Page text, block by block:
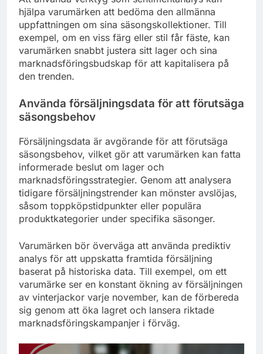
hjälpa varumärken att bedöma den allmänna
uppfattningen om sina säsongskollektioner. Till
exempel, om en viss färg eller stil får fäste, kan
varumärken snabbt justera sitt lager och sina
marknadsföringsbudskap för att kapitalisera på
den trenden.
Använda försäljningsdata för att förutsäga
säsongsbehov
Försäljningsdata är avgörande för att förutsäga
säsongsbehov, vilket gör att varumärken kan fatta
informerade beslut om lager och
marknadsföringsstrategier. Genom att analysera
tidigare försäljningstrender kan mönster avslöjas,
såsom toppköpstidpunkter eller populära
produktkategorier under specifika säsonger.
Varumärken bör överväga att använda prediktiv
analys för att uppskatta framtida försäljning
baserat på historiska data. Till exempel, om ett
varumärke ser en konstant ökning av försäljningen
av vinterjackor varje november, kan de förbereda
sig genom att öka lagret och lansera riktade
marknadsföringskampanjer i förväg.